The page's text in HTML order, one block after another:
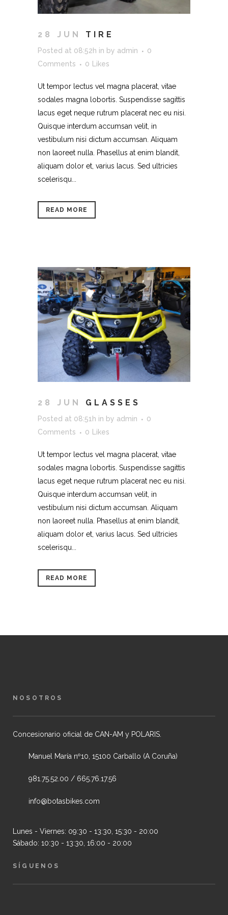
28 JUN TIRE
Posted at 08:52h in by admin
0
Comments
0 Likes
Ut tempor lectus vel magna placerat, vitae
sodales magna lobortis. Suspendisse sagittis
lacus eget neque rutrum placerat nec eu nisi.
Quisque interdum accumsan velit, in
vestibulum nisi dictum accumsan. Aliquam
non laoreet nulla. Phasellus at enim blandit,
aliquam dolor et, varius lacus. Sed ultricies
scelerisqu...
READ MORE
28 JUN GLASSES
Posted at 08:51h in by admin
0
Comments
0 Likes
Ut tempor lectus vel magna placerat, vitae
sodales magna lobortis. Suspendisse sagittis
lacus eget neque rutrum placerat nec eu nisi.
Quisque interdum accumsan velit, in
vestibulum nisi dictum accumsan. Aliquam
non laoreet nulla. Phasellus at enim blandit,
aliquam dolor et, varius lacus. Sed ultricies
scelerisqu...
READ MORE
NOSOTROS
Concesionario oficial de CAN-AM y POLARIS.
Manuel María nº10, 15100 Carballo (A Coruña)
981.75.52.00 / 665.76.17.56
info@botasbikes.com
Lunes - Viernes: 09:30 - 13:30, 15:30 - 20:00
Sábado: 10:30 - 13:30, 16:00 - 20:00
SÍGUENOS